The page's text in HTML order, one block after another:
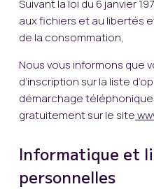
Suivant la loi du 6 janvier
aux fichiers et au libertés
de la consommation,
Nous vous informons que
d’inscription sur la liste
démarchage
gratuitement sur le site
Informatique et
personnelles